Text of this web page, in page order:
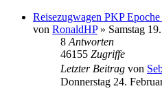
Reisezugwagen PKP
von RonaldHP» Samstag
8 Antworten
46155 Zugriffe
Letzter Beitrag von
Donnerstag 24.